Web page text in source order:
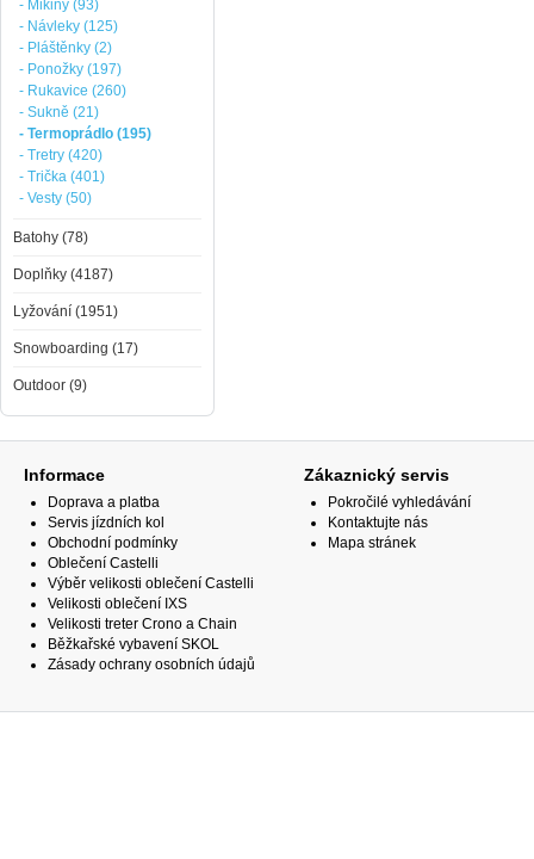
- Mikiny (93)
- Návleky (125)
- Pláštěnky (2)
- Ponožky (197)
- Rukavice (260)
- Sukně (21)
- Termoprádlo (195)
- Tretry (420)
- Trička (401)
- Vesty (50)
Batohy (78)
Doplňky (4187)
Lyžování (1951)
Snowboarding (17)
Outdoor (9)
Informace
Doprava a platba
Servis jízdních kol
Obchodní podmínky
Oblečení Castelli
Výběr velikosti oblečení Castelli
Velikosti oblečení IXS
Velikosti treter Crono a Chain
Běžkařské vybavení SKOL
Zásady ochrany osobních údajů
Zákaznický servis
Pokročilé vyhledávání
Kontaktujte nás
Mapa stránek